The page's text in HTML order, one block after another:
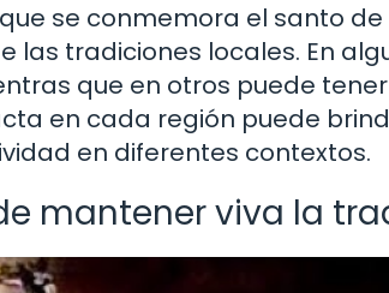
se conmemora el santo
las tradiciones locales. En
que en otros puede
en cada región puede
en diferentes contextos.
mantener viva la